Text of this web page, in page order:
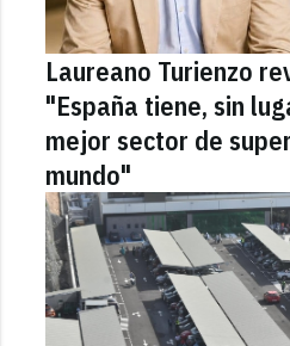
Laureano Turienzo
"España tiene, sin
mejor sector de
mundo"